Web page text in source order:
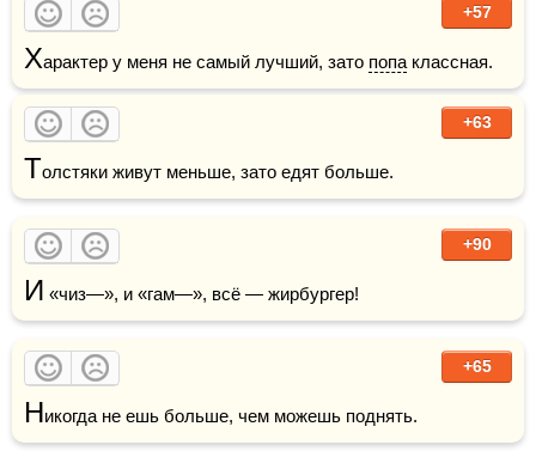
+57
Характер у меня не самый лучший, зато попа классная.
+63
Толстяки живут меньше, зато едят больше.
+90
И «чиз—», и «гам—», всё — жирбургер!
+65
Никогда не ешь больше, чем можешь поднять.